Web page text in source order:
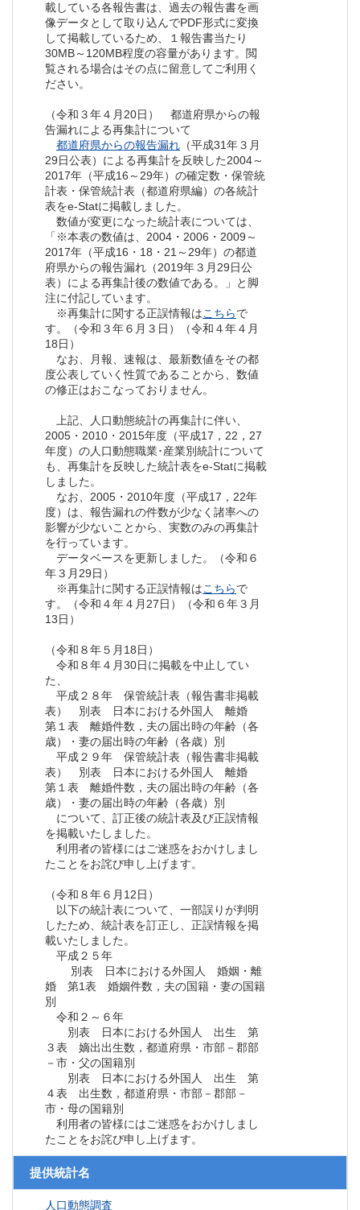
載している各報告書は、過去の報告書を画
像データとして取り込んでPDF形式に変換
して掲載しているため、１報告書当たり
30MB～120MB程度の容量があります。閲
覧される場合はその点に留意してご利用く
ださい。
（令和３年４月20日） 都道府県からの報
告漏れによる再集計について
都道府県からの報告漏れ （平成31年３月
29日公表）による再集計を反映した2004～
2017年（平成16～29年）の確定数・保管統
計表・保管統計表（都道府県編）の各統計
表をe-Statに掲載しました。
数値が変更になった統計表については、
「※本表の数値は、2004・2006・2009～
2017年（平成16・18・21～29年）の都道
府県からの報告漏れ（2019年３月29日公
表）による再集計後の数値である。」と脚
注に付記しています。
※再集計に関する正誤情報はこちらで
す。（令和３年６月３日）（令和４年４月
18日）
なお、月報、速報は、最新数値をその都
度公表していく性質であることから、数値
の修正はおこなっておりません。
上記、人口動態統計の再集計に伴い、
2005・2010・2015年度（平成17，22，27
年度）の人口動態職業･産業別統計について
も、再集計を反映した統計表をe-Statに掲載
しました。
なお、2005・2010年度（平成17，22年
度）は、報告漏れの件数が少なく諸率への
影響が少ないことから、実数のみの再集計
を行っています。
データベースを更新しました。（令和６
年３月29日）
※再集計に関する正誤情報はこちらで
す。（令和４年４月27日）（令和６年３月
13日）
（令和８年５月18日）
令和８年４月30日に掲載を中止してい
た、
平成２８年 保管統計表（報告書非掲載
表） 別表 日本における外国人 離婚
第１表 離婚件数，夫の届出時の年齢（各
歳）・妻の届出時の年齢（各歳）別
平成２９年 保管統計表（報告書非掲載
表） 別表 日本における外国人 離婚
第１表 離婚件数，夫の届出時の年齢（各
歳）・妻の届出時の年齢（各歳）別
について、訂正後の統計表及び正誤情報
を掲載いたしました。
利用者の皆様にはご迷惑をおかけしまし
たことをお詫び申し上げます。
（令和８年６月12日）
以下の統計表について、一部誤りが判明
したため、統計表を訂正し、正誤情報を掲
載いたしました。
平成２５年
別表 日本における外国人 婚姻・離
婚 第1表 婚姻件数，夫の国籍・妻の国籍
別
令和２～６年
別表 日本における外国人 出生 第
３表 嫡出出生数，都道府県・市部－郡部
－市・父の国籍別
別表 日本における外国人 出生 第
４表 出生数，都道府県・市部－郡部－
市・母の国籍別
利用者の皆様にはご迷惑をおかけしまし
たことをお詫び申し上げます。
提供統計名
人口動態調査